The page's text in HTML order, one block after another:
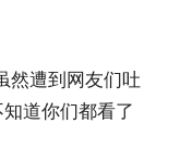
然遭到网友们吐
道你们都看了